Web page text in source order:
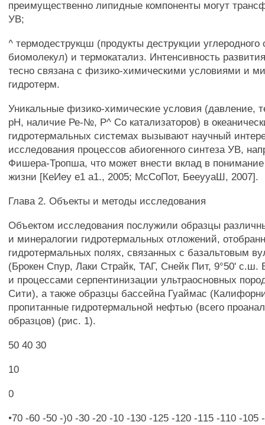
преимущественно липидные компоненты могут
УВ;
^ термодеструкцш (продукты деструкции углеродного
биомолекул) и термокатализ. Интенсивность
тесно связана с физико-химическими условиями и
гидротерм.
Уникальные физико-химические условия (давление,
рН, наличие Ре-№, Р^ Со катализаторов) в
гидротермальных системах вызывают научный
исследования процессов абиогенного синтеза УВ,
Фишера-Тропша, что может внести вклад в
жизни [КеИеу е1 а1., 2005; МсСоПот, БееууаШ, 2007].
Глава 2. Объекты и методы исследования
Объектом исследования послужили образцы
и минералогии гидротермальных отложений,
гидротермальных полях, связанных с базальтовым
(Брокен Спур, Лаки Страйк, ТАГ, Снейк Пит, 9°50'
и процессами серпентинизации ультраосновных
Сити), а также образцы бассейна Гуаймас
пропитанные гидротермальной нефтью (всего
образцов) (рис. 1).
50 40 30
10
0
•70 -60 -50 -)0 -30 -20 -10 -130 -125 -120 -115 -110 -105